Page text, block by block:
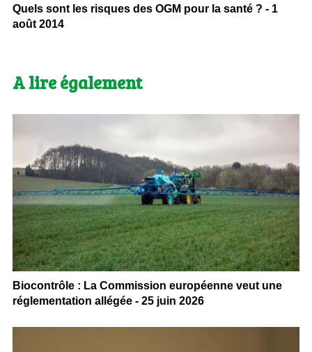
Quels sont les risques des OGM pour la santé ? - 1
août 2014
A lire également
Biocontrôle : La Commission européenne veut une
réglementation allégée - 25 juin 2026